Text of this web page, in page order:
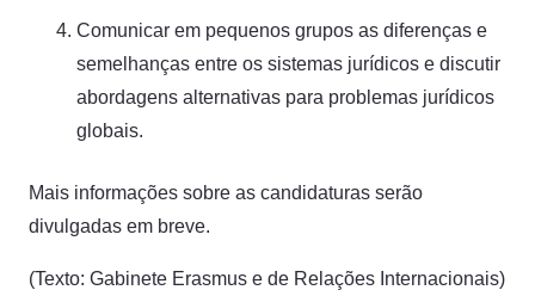
Comunicar em pequenos grupos as diferenças e
semelhanças entre os sistemas jurídicos e discutir
abordagens alternativas para problemas jurídicos
globais.
Mais informações sobre as candidaturas serão
divulgadas em breve.
(Texto: Gabinete Erasmus e de Relações Internacionais)